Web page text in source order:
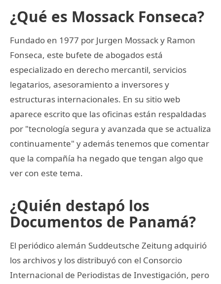
¿Qué es Mossack Fonseca?
Fundado en 1977 por Jurgen Mossack y Ramon
Fonseca, este bufete de abogados está
especializado en derecho mercantil, servicios
legatarios, asesoramiento a inversores y
estructuras internacionales. En su sitio web
aparece escrito que las oficinas están respaldadas
por "tecnología segura y avanzada que se actualiza
continuamente" y además tenemos que comentar
que la compañía ha negado que tengan algo que
ver con este tema.
¿Quién destapó los
Documentos de Panamá?
El periódico alemán Suddeutsche Zeitung adquirió
los archivos y los distribuyó con el Consorcio
Internacional de Periodistas de Investigación, pero